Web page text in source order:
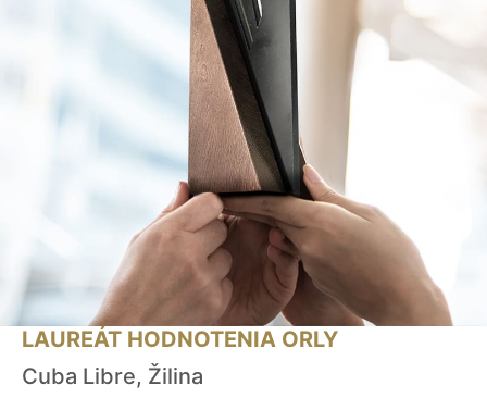
LAUREÁT HODNOTENIA ORLY
Cuba Libre, Žilina